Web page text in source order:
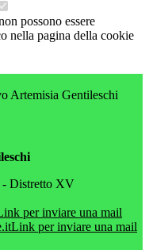
possono essere
nella pagina della cookie
Artemisia Gentileschi
- Distretto XV
per inviare una mail
Link per inviare una mail